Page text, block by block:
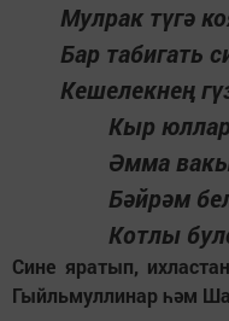
Мулрак түгә
Бар табигать
Кешелекнең
Кыр
Әмма
Бәйрәм
Котлы
Сине яратып,
Гыйльмуллинар һәм